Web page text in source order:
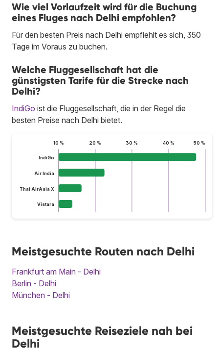
Wie viel Vorlaufzeit wird für die Buchung
eines Fluges nach Delhi empfohlen?
Für den besten Preis nach Delhi empfiehlt es sich, 350
Tage im Voraus zu buchen.
Welche Fluggesellschaft hat die
günstigsten Tarife für die Strecke nach
Delhi?
IndiGo ist die Fluggesellschaft, die in der Regel die
besten Preise nach Delhi bietet.
10 % 20 % 30 % 40 % 50 %
IndiGo
Air India
Thai AirAsia X
Vistara
Meistgesuchte Routen nach Delhi
Frankfurt am Main - Delhi
Berlin - Delhi
München - Delhi
Meistgesuchte Reiseziele nah bei
Delhi